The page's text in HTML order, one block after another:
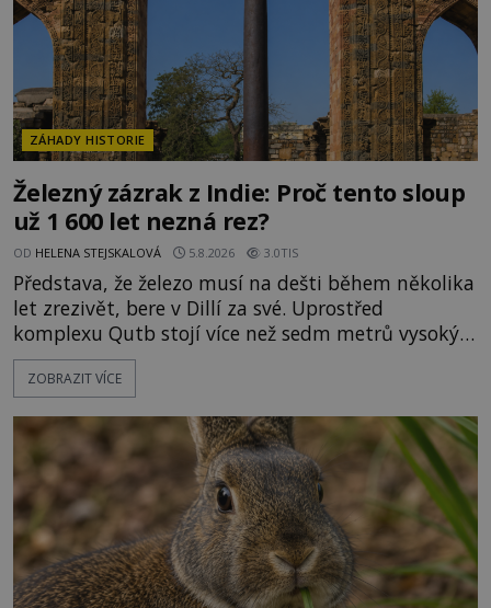
ZÁHADY HISTORIE
Železný zázrak z Indie: Proč tento sloup
už 1 600 let nezná rez?
OD HELENA STEJSKALOVÁ 5.8.2026 3.0TIS
Představa, že železo musí na dešti během několika
let zrezivět, bere v Dillí za své. Uprostřed
komplexu Qutb stojí více než sedm metrů vysoký
železný sloup, který už přibližně 1 600 let odolává
počasí s jen nepatrnými stopami koroze. Jeho
ztracených technologiích či tajemných
materiálech. Moderní metalurgie však ukazuje, že
skutečné vysvětlení je ješt
ZOBRAZIT VÍCE